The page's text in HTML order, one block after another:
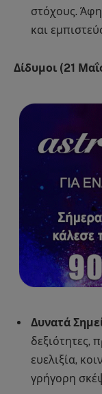
στόχους.
και
Δίδυμοι (21
Δυνατά
δεξιότητες,
ευελιξία,
γρήγορη